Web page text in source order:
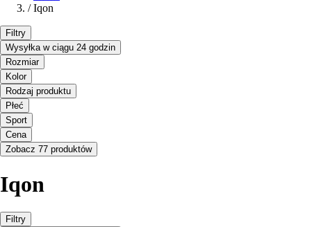
/ Iqon
Filtry
Wysyłka w ciągu 24 godzin
Rozmiar
Kolor
Rodzaj produktu
Płeć
Sport
Cena
Zobacz 77 produktów
Iqon
Filtry